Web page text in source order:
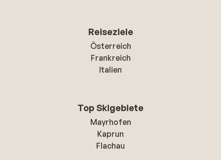
Reiseziele
Österreich
Frankreich
Italien
Top Skigebiete
Mayrhofen
Kaprun
Flachau